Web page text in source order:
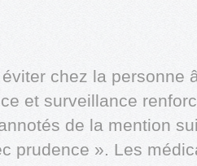
chez la personne
et surveillance
de la mention
prudence ». Les